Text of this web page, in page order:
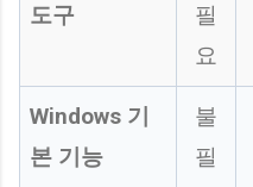
도구
필
요
Windows 기
본 기능
불
필